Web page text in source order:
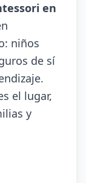
en
niños
de sí
el lugar,
y